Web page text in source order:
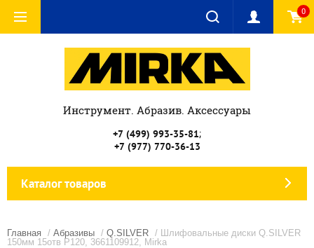
0
Инструмент. Абразив. Аксессуары
+7 (499) 993-35-81;
+7 (977) 770-36-13
Каталог товаров
Главная / Абразивы / Q.SILVER / Шлифовальные диски Q.SILVER
150мм 15отв P120, 3661109912, Mirka